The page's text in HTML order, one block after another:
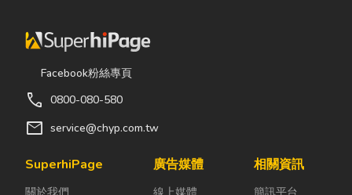
擇。許多人在
配備上毫不惜
重金，購買
頂級籃球鞋或
專業路跑鞋，
抓一雙幾十元
自動化或升級
用桌機湊合。
機無法應付高
通變方便，生
Facebook粉絲專頁
call 0800-080-580
mail service@chyp.com.tw
SuperhiPage
關於我們
廣告媒體
線上媒體
相關資訊
簡訊平台